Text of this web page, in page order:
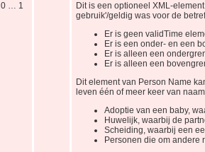
0 … 1
Dit is een optioneel XML-
gebruik'/geldig was voor de
Er is geen validTime
Er is een onder- en een
Er is alleen een
Er is alleen een
Dit element van Person Name
leven één of meer keer van
Adoptie van een baby,
Huwelijk, waarbij de
Scheiding, waarbij een
Personen die om andere